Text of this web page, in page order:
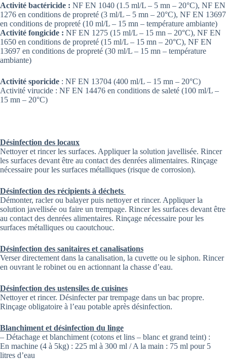
Activité bactéricide : NF EN 1040 (1.5 ml/L – 5 mn – 20°C), NF EN
1276 en conditions de propreté (3 ml/L – 5 mn – 20°C), NF EN 13697
en conditions de propreté (10 ml/L – 15 mn – température ambiante)
Activité fongicide : NF EN 1275 (15 ml/L – 15 mn – 20°C), NF EN
1650 en conditions de propreté (15 ml/L – 15 mn – 20°C), NF EN
13697 en conditions de propreté (30 ml/L – 15 mn – température
ambiante)
Activité sporicide : NF EN 13704 (400 ml/L – 15 mn – 20°C)
Activité virucide : NF EN 14476 en conditions de saleté (100 ml/L –
15 mn – 20°C)
Désinfection des locaux
Nettoyer et rincer les surfaces. Appliquer la solution javellisée. Rincer
les surfaces devant être au contact des denrées alimentaires. Rinçage
nécessaire pour les surfaces métalliques (risque de corrosion).
Désinfection des récipients à déchets
Démonter, racler ou balayer puis nettoyer et rincer. Appliquer la
solution javellisée ou faire un trempage. Rincer les surfaces devant être
au contact des denrées alimentaires. Rinçage nécessaire pour les
surfaces métalliques ou caoutchouc.
Désinfection des sanitaires et canalisations
Verser directement dans la canalisation, la cuvette ou le siphon. Rincer
en ouvrant le robinet ou en actionnant la chasse d’eau.
Désinfection des ustensiles de cuisines
Nettoyer et rincer. Désinfecter par trempage dans un bac propre.
Rinçage obligatoire à l’eau potable après désinfection.
Blanchiment et désinfection du linge
– Détachage et blanchiment (cotons et lins – blanc et grand teint) :
En machine (4 à 5kg) : 225 ml à 300 ml / A la main : 75 ml pour 5
litres d’eau